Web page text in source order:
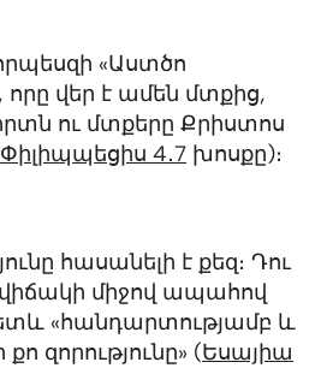
«Աստծո
վեր է ամեն մտքից,
ու մտքերը Քրիստոս
Փիլիպպեցիս‬ ‭4․7 ‬ խոսքը)։
հասանելի է քեզ։ Դու
միջով ապահով
«հանդարտությամբ և
զորությունը» (‭Եսայիա‬